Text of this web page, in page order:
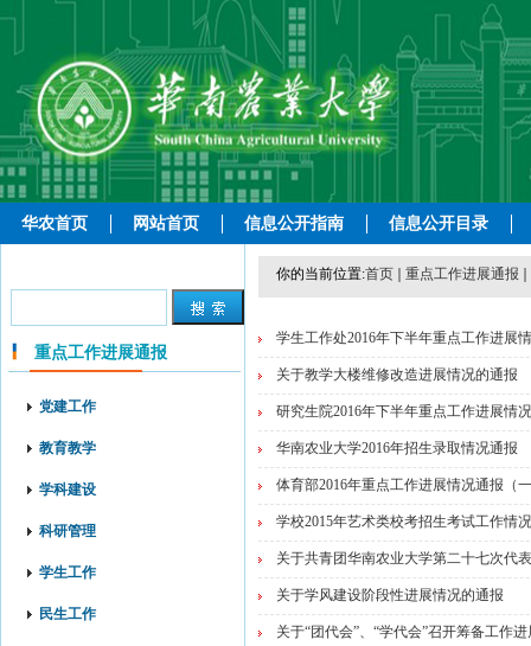
华农首页 网站首页 信息公开指南 信息公开目录
重点工作进展通报
党建工作
教育教学
学科建设
科研管理
学生工作
民生工作
你的当前位置:首页 重点工作进展通报
学生工作处2016年下半年重点工作进展
关于教学大楼维修改造进展情况的通报
研究生院2016年下半年重点工作进展情
华南农业大学2016年招生录取情况通报
体育部2016年重点工作进展情况通报（
学校2015年艺术类校考招生考试工作情
关于共青团华南农业大学第二十七次代
关于学风建设阶段性进展情况的通报
关于“团代会”、“学代会”召开筹备工作